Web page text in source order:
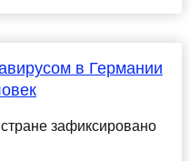
в Германии
зафиксировано